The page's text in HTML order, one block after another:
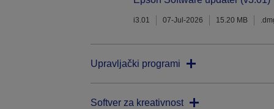
i3.01 07-Jul-2026 15.20 MB
Upravljački programi
Softver za kreativnost